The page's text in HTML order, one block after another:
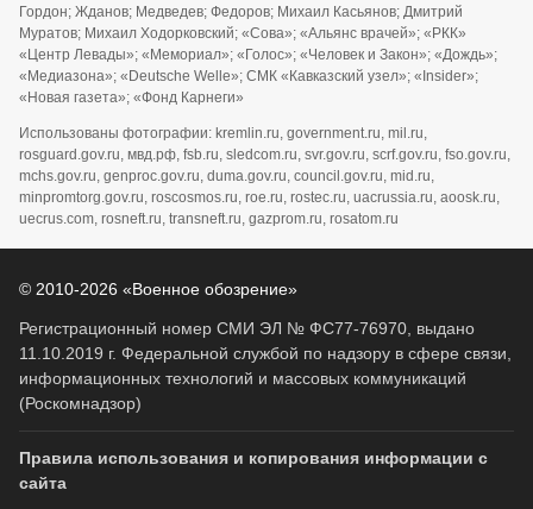
Гордон; Жданов; Медведев; Федоров; Михаил Касьянов; Дмитрий
Муратов; Михаил Ходорковский; «Сова»; «Альянс врачей»; «РКК»
«Центр Левады»; «Мемориал»; «Голос»; «Человек и Закон»; «Дождь»;
«Медиазона»; «Deutsche Welle»; СМК «Кавказский узел»; «Insider»;
«Новая газета»; «Фонд Карнеги»
Использованы фотографии: kremlin.ru, government.ru, mil.ru,
rosguard.gov.ru, мвд.рф, fsb.ru, sledcom.ru, svr.gov.ru, scrf.gov.ru, fso.gov.ru,
mchs.gov.ru, genproc.gov.ru, duma.gov.ru, council.gov.ru, mid.ru,
minpromtorg.gov.ru, roscosmos.ru, roe.ru, rostec.ru, uacrussia.ru, aoosk.ru,
uecrus.com, rosneft.ru, transneft.ru, gazprom.ru, rosatom.ru
© 2010-2026 «Военное обозрение»
Регистрационный номер СМИ ЭЛ № ФС77-76970, выдано
11.10.2019 г. Федеральной службой по надзору в сфере связи,
информационных технологий и массовых коммуникаций
(Роскомнадзор)
Правила использования и копирования информации с
сайта